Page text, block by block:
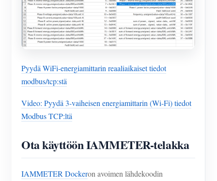
Pyydä WiFi-energiamittarin reaaliaikaiset tiedot
modbus/tcp:stä
Video: Pyydä 3-vaiheisen energiamittarin (Wi-Fi) tiedot
Modbus TCP:ltä
Ota käyttöön IAMMETER-telakka
IAMMETER Dockeron avoimen lähdekoodin